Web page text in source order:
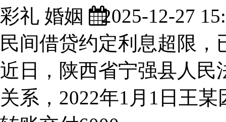
彩礼 婚姻
2025-12-27
民间借贷约定利息超限
近日，陕西省宁强县人
关系，2022年1月1日王